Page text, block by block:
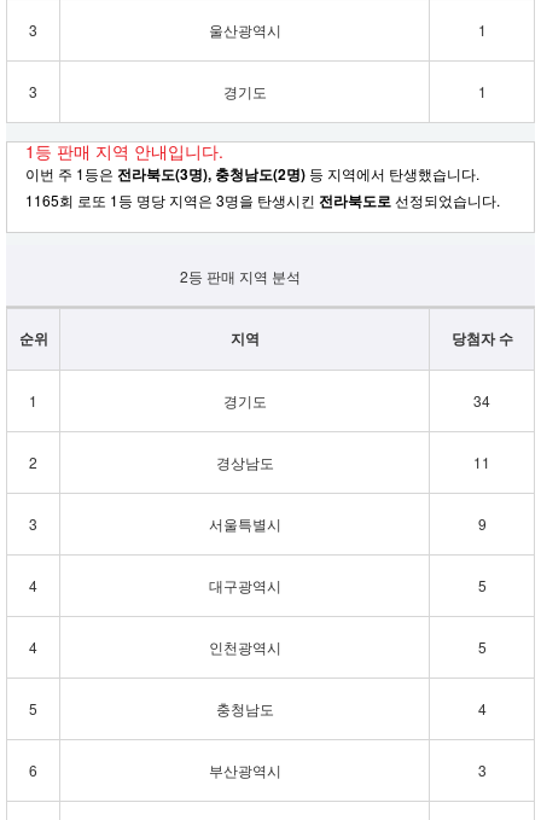
3 울산광역시 1
3 경기도 1
1등 판매 지역 안내입니다.
이번 주 1등은 전라북도(3명), 충청남도(2명) 등 지역에서 탄생했습니다.
1165회 로또 1등 명당 지역은 3명을 탄생시킨 전라북도로선정되었습니다.
2등 판매 지역 분석
순위 지역 당첨자 수
1 경기도 34
2 경상남도 11
3 서울특별시 9
4 대구광역시 5
4 인천광역시 5
5 충청남도 4
6 부산광역시 3